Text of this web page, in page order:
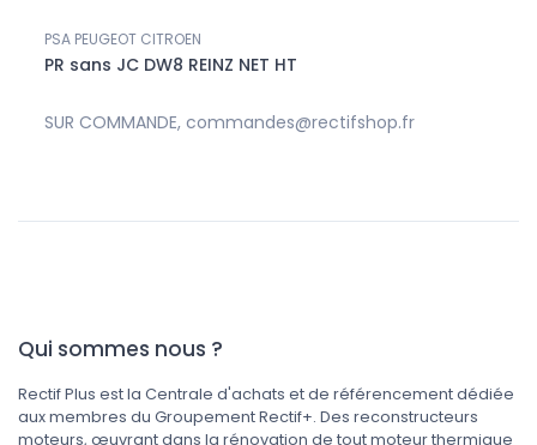
PSA PEUGEOT CITROEN
PR sans JC DW8 REINZ NET HT
SUR COMMANDE, commandes@rectifshop.fr
Qui sommes nous ?
Rectif Plus est la Centrale d'achats et de référencement dédiée
aux membres du Groupement Rectif+. Des reconstructeurs
moteurs, œuvrant dans la rénovation de tout moteur thermique